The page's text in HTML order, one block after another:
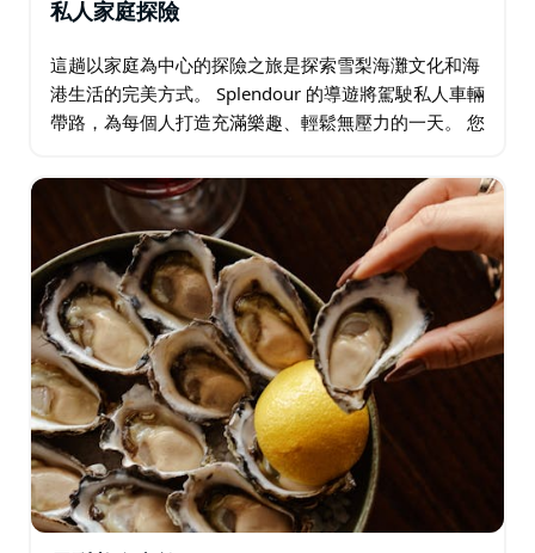
私人家庭探險
這趟以家庭為中心的探險之旅是探索雪梨海灘文化和海
港生活的完美方式。 Splendour 的導遊將駕駛私人車輛
帶路，為每個人打造充滿樂趣、輕鬆無壓力的一天。 您
(Bondi Beach)…